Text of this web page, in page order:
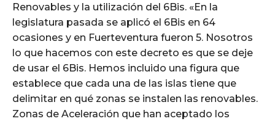
Renovables y la utilización del 6Bis. «En la
legislatura pasada se aplicó el 6Bis en 64
ocasiones y en Fuerteventura fueron 5. Nosotros
lo que hacemos con este decreto es que se deje
de usar el 6Bis. Hemos incluido una figura que
establece que cada una de las islas tiene que
delimitar en qué zonas se instalen las renovables.
Zonas de Aceleración que han aceptado los